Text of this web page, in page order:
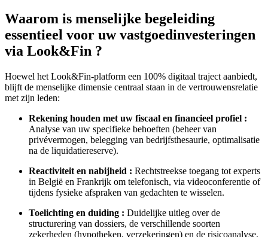
Waarom is menselijke begeleiding
essentieel voor uw vastgoedinvesteringen
via Look&Fin ?
Hoewel het Look&Fin-platform een 100% digitaal traject aanbiedt,
blijft de menselijke dimensie centraal staan in de vertrouwensrelatie
met zijn leden:
Rekening houden met uw fiscaal en financieel profiel :
Analyse van uw specifieke behoeften (beheer van
privévermogen, belegging van bedrijfsthesaurie, optimalisatie
na de liquidatiereserve).
Reactiviteit en nabijheid : Rechtstreekse toegang tot experts
in België en Frankrijk om telefonisch, via videoconferentie of
tijdens fysieke afspraken van gedachten te wisselen.
Toelichting en duiding : Duidelijke uitleg over de
structurering van dossiers, de verschillende soorten
zekerheden (hypotheken, verzekeringen) en de risicoanalyse.